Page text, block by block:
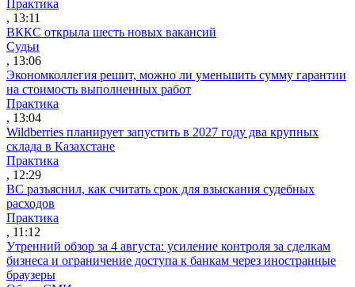
Практика
, 13:11
ВККС открыла шесть новых вакансий
Судьи
, 13:06
Экономколлегия решит, можно ли уменьшить сумму гарантии
на стоимость выполненных работ
Практика
, 13:04
Wildberries планирует запустить в 2027 году два крупных
склада в Казахстане
Практика
, 12:29
ВС разъяснил, как считать срок для взыскания судебных
расходов
Практика
, 11:12
Утренний обзор за 4 августа: усиление контроля за сделкам
бизнеса и ограничение доступа к банкам через иностранные
браузеры